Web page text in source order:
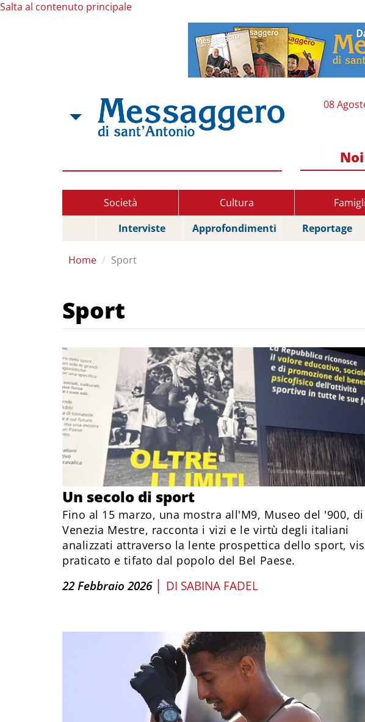
Salta al contenuto principale
08
Noi
Società Cultura
Interviste
Approfondimenti Reportage
Home Sport
Sport
Un secolo di sport
Fino al 15 marzo, una mostra all'M9, Museo del '900, di
Venezia Mestre, racconta i vizi e le virtù degli italiani
analizzati attraverso la lente prospettica dello sport,
praticato e tifato dal popolo del Bel Paese.
22 Febbraio 2026 | DI SABINA FADEL